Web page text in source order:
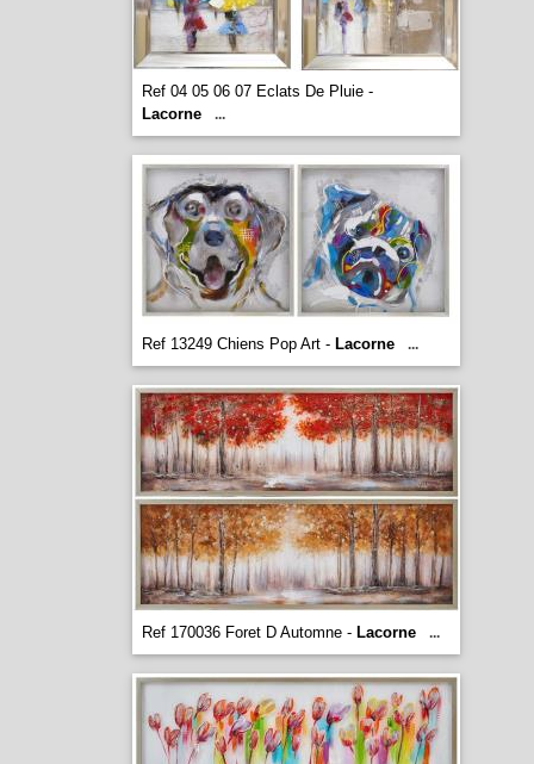
Ref 04 05 06 07 Eclats De Pluie -
Lacorne
...
Ref 13249 Chiens Pop Art - Lacorne ...
Ref 170036 Foret D Automne - Lacorne ...